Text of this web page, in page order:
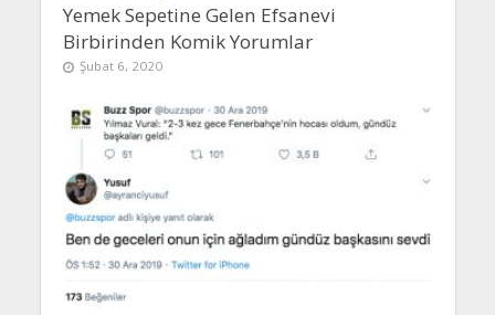
Yemek Sepetine Gelen Efsanevi
Birbirinden Komik Yorumlar
Şubat 6, 2020